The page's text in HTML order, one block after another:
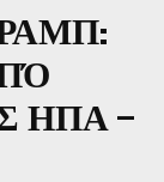
ΗΠΑ –